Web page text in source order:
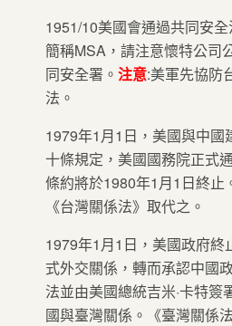
1951/10美國會通過共同安
簡稱MSA，請注意懷特公司
同安全署。 注意:美軍先協防
法。
1979年1月1日，美國與中
十條規定，美國國務院正式
條約將於1980年1月1日終止
《台灣關係法》取代之。
1979年1月1日，美國政府終
式外交關係，轉而承認中國
法並由美國總統吉米·卡特
國與臺灣關係。《臺灣關係